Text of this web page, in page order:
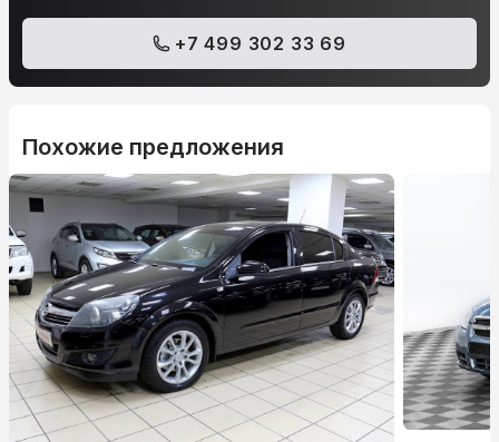
+7 499 302 33 69
Похожие предложения